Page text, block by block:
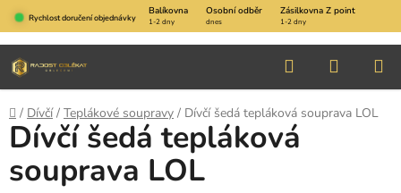
Přejít
na
obsah
Rychlost doručení objednávky
Balíkovna Osobní odběr Zásilkovna Z point
1-2 dny dnes 1-2 dny
Hledat
KOŠÍK
Domů
/ Dívčí / Teplákové soupravy / Dívčí šedá tepláková souprava LOL
Dívčí šedá tepláková
souprava LOL